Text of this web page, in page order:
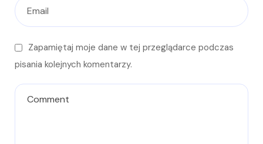
Zapamiętaj moje dane w tej przeglądarce podczas
pisania kolejnych komentarzy.